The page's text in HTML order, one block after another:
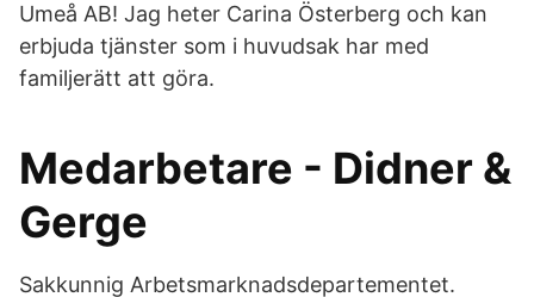
Umeå AB! Jag heter Carina Österberg och kan
erbjuda tjänster som i huvudsak har med
familjerätt att göra.
Medarbetare - Didner &
Gerge
Sakkunnig Arbetsmarknadsdepartementet.